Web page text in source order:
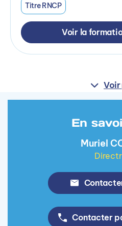
Titre RNCP
Voir la
Voir
En
Muriel
Contacter